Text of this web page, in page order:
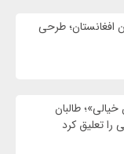
افغانستان؛ طرحی
طالبان